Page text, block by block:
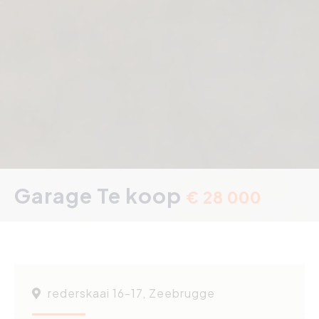
Garage Te koop € 28 000
rederskaai 16-17, Zeebrugge